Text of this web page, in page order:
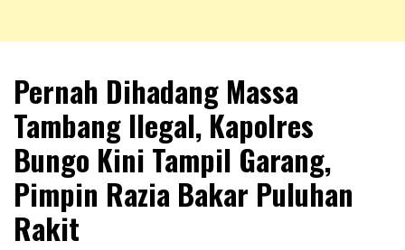
NKRIPOST
Pernah Dihadang Massa
Tambang Ilegal, Kapolres
Bungo Kini Tampil Garang,
Pimpin Razia Bakar Puluhan
Rakit